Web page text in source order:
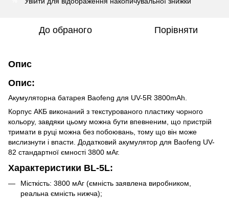
До обраного Порівняти
Опис
Опис:
Акумуляторна батарея Baofeng для UV-5R 3800mAh.
Корпус АКБ виконаний з текстурованого пластику чорного
кольору, завдяки цьому можна бути впевненим, що пристрій
тримати в руці можна без побоювань, тому що він може
вислизнути і впасти. Додатковий акумулятор для Baofeng UV-
82 стандартної ємності 3800 мАг.
Характеристики BL-5L:
Місткість: 3800 мАг (ємність заявлена виробником,
реальна ємність нижча);